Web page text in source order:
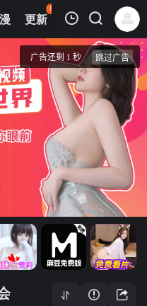
更新
84
热榜 APP
独家4k
唱会